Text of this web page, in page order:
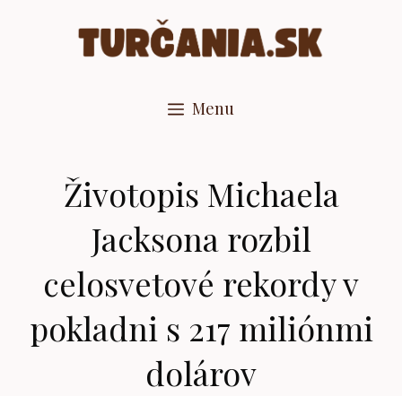
Menu
Životopis Michaela
Jacksona rozbil
celosvetové rekordy v
pokladni s 217 miliónmi
dolárov